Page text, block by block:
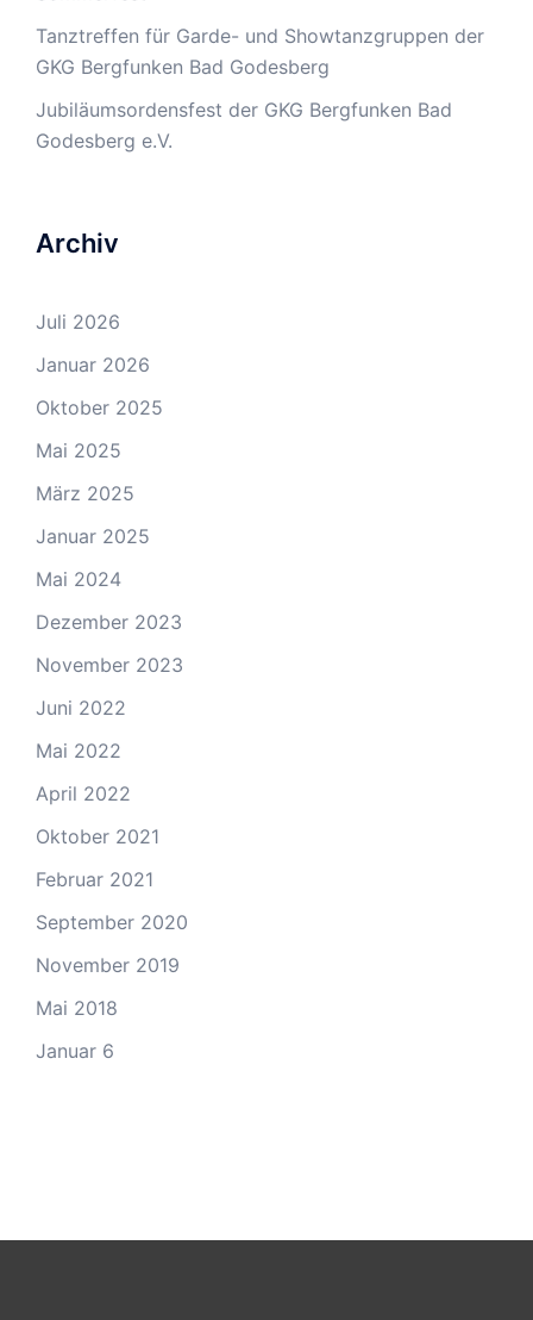
Tanztreffen für Garde- und Showtanzgruppen der
GKG Bergfunken Bad Godesberg
Jubiläumsordensfest der GKG Bergfunken Bad
Godesberg e.V.
Archiv
Juli 2026
Januar 2026
Oktober 2025
Mai 2025
März 2025
Januar 2025
Mai 2024
Dezember 2023
November 2023
Juni 2022
Mai 2022
April 2022
Oktober 2021
Februar 2021
September 2020
November 2019
Mai 2018
Januar 6